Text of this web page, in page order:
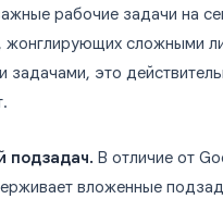
рабочие задачи на
жонглирующих сложными
задачами, это
подзадач. В отличие от
вложенные